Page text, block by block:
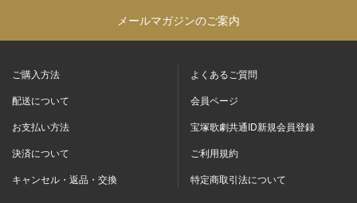
メールマガジンのご案内
ご購入方法
配送について
お支払い方法
決済について
キャンセル・返品・交換
よくあるご質問
会員ページ
宝塚歌劇共通ID新規会員登録
ご利用規約
特定商取引法について